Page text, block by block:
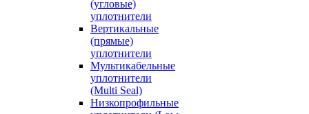
(угловые)
уплотнители
Вертикальные
(прямые)
уплотнители
Мультикабельные
уплотнители
(Multi Seal)
Низкопрофильные